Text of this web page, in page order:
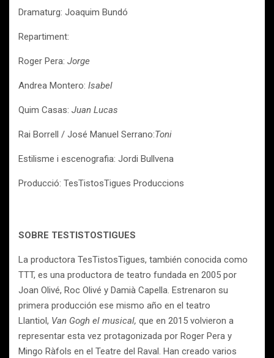
Dramaturg: Joaquim Bundó
Repartiment:
Roger Pera: Jorge
Andrea Montero: Isabel
Quim Casas: Juan Lucas
Rai Borrell / José Manuel Serrano:Toni
Estilisme i escenografia: Jordi Bullvena
Producció: TesTistosTigues Produccions
SOBRE TESTISTOSTIGUES
La productora TesTistosTigues, también conocida como
TTT, es una productora de teatro fundada en 2005 por
Joan Olivé, Roc Olivé y Damià Capella. Estrenaron su
primera producción ese mismo año en el teatro
Llantiol, Van Gogh el musical, que en 2015 volvieron a
representar esta vez protagonizada por Roger Pera y
Mingo Ràfols en el Teatre del Raval. Han creado varios